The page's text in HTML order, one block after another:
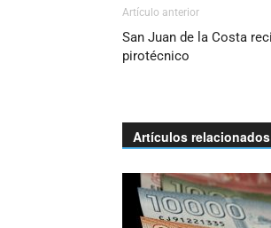
Artículo anterior
San Juan de la Costa
pirotécnico
Artículos relacionados